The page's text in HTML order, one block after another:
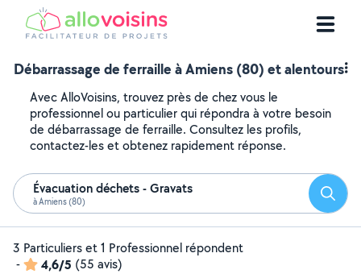
Débarrassage de ferraille à Amiens (80) et alentours
Avec AlloVoisins, trouvez près de chez vous le
professionnel ou particulier qui répondra à votre besoin
de débarrassage de ferraille. Consultez les profils,
contactez-les et obtenez rapidement réponse.
Évacuation déchets - Gravats
à Amiens (80)
3 Particuliers et 1 Professionnel répondent
-
4,6/5 (55 avis)